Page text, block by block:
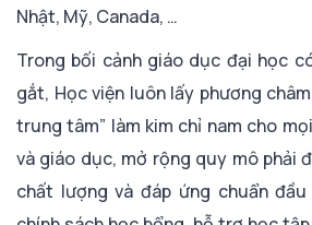
Nhật, Mỹ, Canada, …
Trong bối cảnh giáo dục đại học
gắt, Học viện luôn lấy phương
trung tâm” làm kim chỉ nam cho
và giáo dục, mở rộng quy mô phải
chất lượng và đáp ứng chuẩn